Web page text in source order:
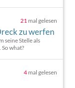
21 mal gelesen
zu werfen
seine Stelle als
what?
4 mal gelesen